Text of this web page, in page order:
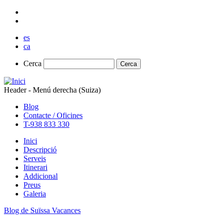
Vés
es
ca
Cerca Cerca
Header - Menú derecha (Suiza)
Blog
Contacte / Oficines
T-938 833 330
Inici
Descripció
Serveis
Itinerari
Addicional
Preus
Galeria
Blog de Suïssa Vacances